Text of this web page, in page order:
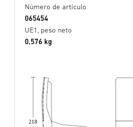
Número de artículo
065454
UE1, peso neto
0,576 kg
218